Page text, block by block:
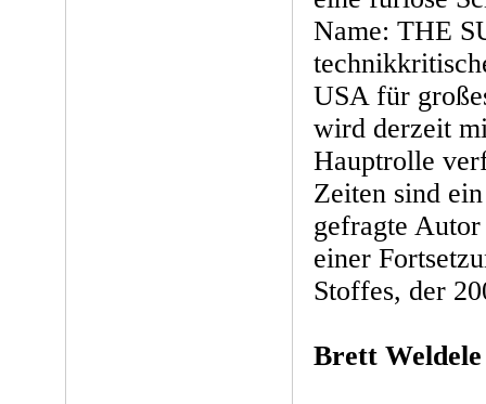
Name: THE
USA für
wird derzeit
Hauptrolle
Zeiten sind
gefragte
einer
Stoffes, der
Brett Weldele